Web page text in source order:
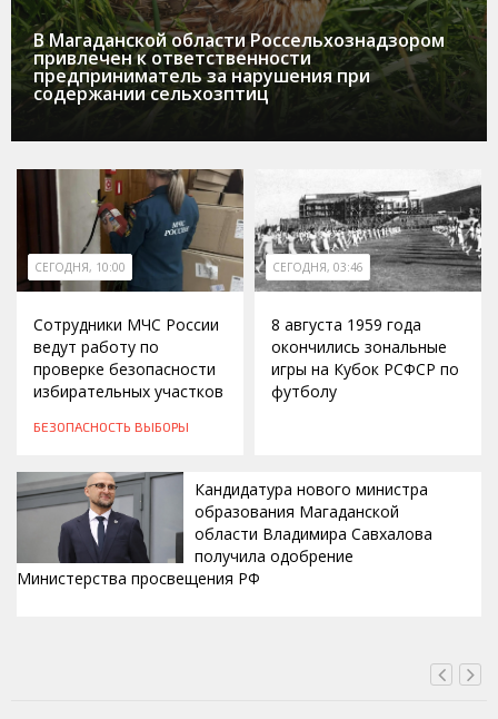
В Магаданской области Россельхознадзором
привлечен к ответственности
предприниматель за нарушения при
содержании сельхозптиц
СЕГОДНЯ, 10:00
Сотрудники МЧС России
ведут работу по
проверке безопасности
избирательных участков
БЕЗОПАСНОСТЬ ВЫБОРЫ
СЕГОДНЯ, 03:46
8 августа 1959 года
окончились зональные
игры на Кубок РСФСР по
футболу
Кандидатура нового министра
образования Магаданской
области Владимира Савхалова
получила одобрение
Министерства просвещения РФ